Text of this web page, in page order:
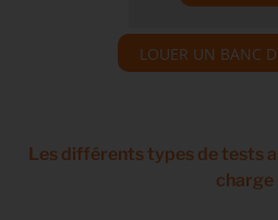
LOUER UN BANC
Les différents types de tests
charge